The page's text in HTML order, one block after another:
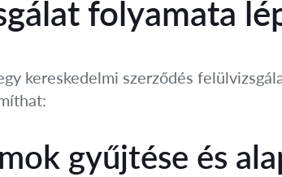
folyamata
kereskedelmi szerződés
gyűjtése és